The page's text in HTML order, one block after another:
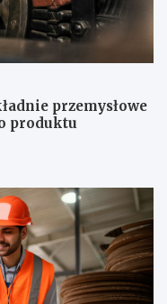
przemysłowe
produktu